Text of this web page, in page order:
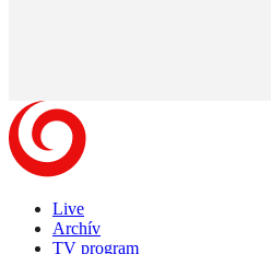
Live
Archív
TV program